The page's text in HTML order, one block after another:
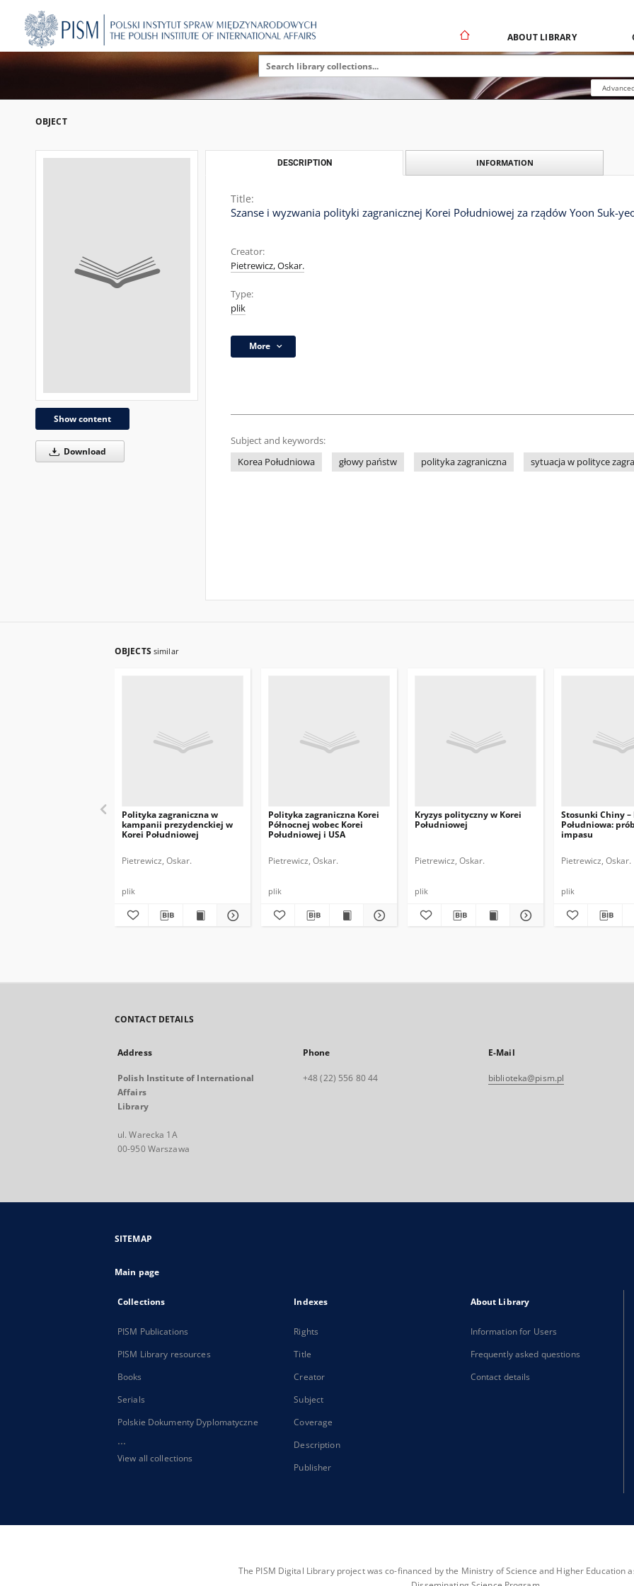
ABOUT LIBRARY
OBJECT
Show content
Download
DESCRIPTION INFORMATION
Title:
Szanse i wyzwania polityki zagranicznej Korei Południowej za rządów Yoon Suk-
Creator:
Pietrewicz, Oskar.
Type:
plik
More
Subject and keywords:
Korea Południowa
głowy państw polityka zagraniczna sytuacja w polityce
OBJECTS similar
Polityka zagraniczna w
kampanii prezydenckiej w
Korei Południowej
Pietrewicz, Oskar.
plik
Polityka zagraniczna Korei
Północnej wobec Korei
Południowej i USA
Pietrewicz, Oskar.
plik
Kryzys polityczny w Korei
Południowej
Pietrewicz, Oskar.
plik
Stosunki Chiny –
Południowa:
impasu
Pietrewicz, Oskar.
plik
CONTACT DETAILS
Address
Polish Institute of International
Affairs
Library
ul. Warecka 1A
00-950 Warszawa
Phone
+48 (22) 556 80 44
E-Mail
biblioteka@pism.pl
SITEMAP
Main page
Collections
PISM Publications
PISM Library resources
Books
Serials
Polskie Dokumenty Dyplomatyczne
...
View all collections
Indexes
Rights
Title
Creator
Subject
Coverage
Description
Publisher
About Library
Information for Users
Frequently asked questions
Contact details
The PISM Digital Library project was co-financed by the Ministry of Science and Higher Education